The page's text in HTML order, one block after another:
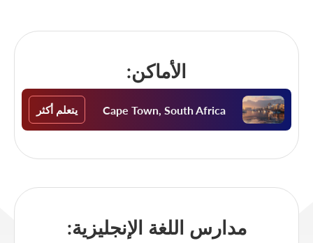
الأماكن:
Cape Town, South Africa يتعلم أكثر
مدارس اللغة الإنجليزية: